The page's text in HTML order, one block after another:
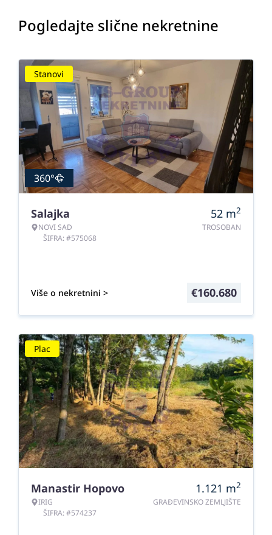
Pogledajte slične nekretnine
Stanovi
360°
Salajka
NOVI SAD
ŠIFRA: #575068
52 m2
TROSOBAN
Više o nekretnini > €160.680
Plac
Manastir Hopovo
IRIG
ŠIFRA: #574237
1.121 m2
GRAĐEVINSKO ZEMLJIŠTE